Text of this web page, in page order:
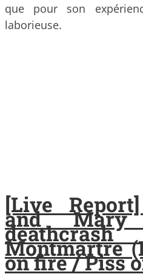
que pour son
laborieuse.
[Live
and
Montmartre
on fire / Piss